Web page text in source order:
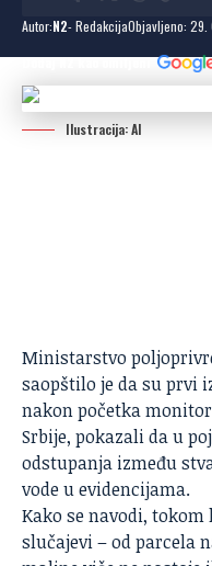
Autor:N2- RedakcijaObjavljeno: 29.
Dodaj N2 kao omiljeni
Ilustracija: AI
Ministarstvo
saopštilo je da su prvi
nakon početka
Srbije, pokazali da u
odstupanja između
vode u evidencijama.
Kako se navodi,
slučajevi – od parcela